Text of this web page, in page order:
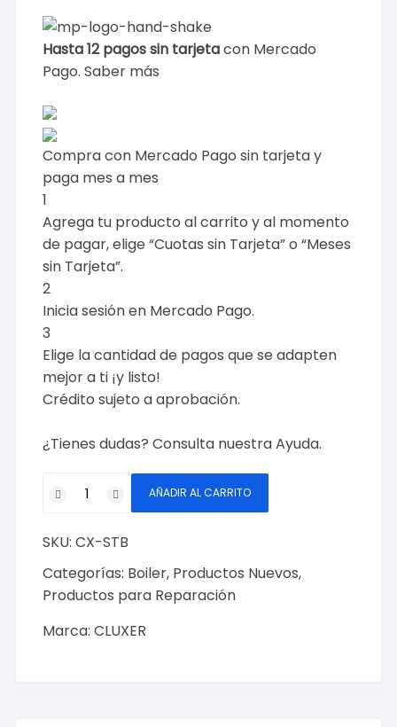
Hasta 12 pagos sin tarjetacon Mercado
Pago. Saber más
Compra con Mercado Pago sin tarjeta y
paga mes a mes
1
Agrega tu producto al carrito y al momento
de pagar, elige “Cuotas sin Tarjeta” o “Meses
sin Tarjeta”.
2
Inicia sesión en Mercado Pago.
3
Elige la cantidad de pagos que se adapten
mejor a ti ¡y listo!
Crédito sujeto a aprobación.
¿Tienes dudas? Consulta nuestraAyuda.
de
para
Boiler
de
85°C,
AÑADIR AL CARRITO
SKU:CX-STB
Categorías: Boiler, Productos Nuevos,
Productos para Reparación
Marca:CLUXER